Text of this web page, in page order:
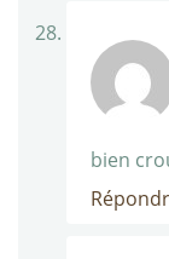
bien